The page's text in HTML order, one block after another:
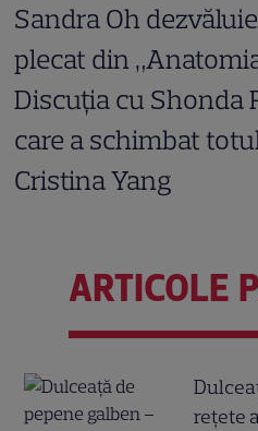
Sandra Oh
plecat din
Discuția cu Shonda
care a schimbat
Cristina Yang
ARTICOLE
rețete